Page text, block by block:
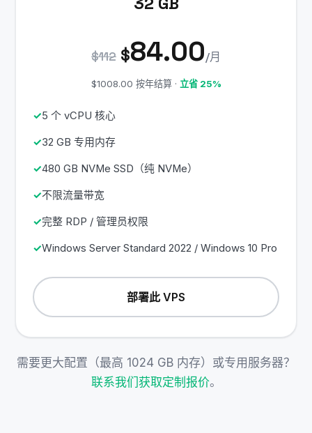
$112 $84.00/月
$1008.00 按年结算 · 立省 25%
5 个 vCPU 核心
32 GB 专用内存
480 GB NVMe SSD（纯 NVMe）
不限流量带宽
完整 RDP / 管理员权限
Windows Server Standard 2022 / Windows 10 Pro
部署此 VPS
需要更大配置（最高 1024 GB 内存）或专用服务器？
联系我们获取定制报价。